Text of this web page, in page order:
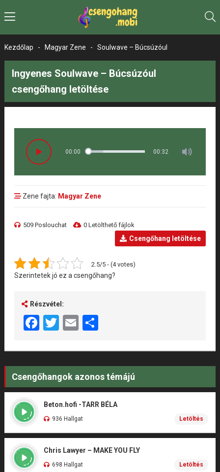
Kezdőlap - Magyar Zene - Soulwave – Búcsúzóul
Ingyenes Soulwave – Búcsúzóul
csengőhang letöltése
00:00 00:32
Zene fajta: Magyar Zene
509 Poslouchat 0 Letölthető fájlok
Csengőhang letöltése
2.5/5 - (4 votes)
Szerintetek jó ez a csengőhang?
Részvétel:
Facebook
Twitter
EmailShare
Csengőhangok azonos témájú
Beton.hofi -TARR BÉLA
936 Hallgat Letöltés
Chris Lawyer – MAKE YOU FLY
698 Hallgat Letöltés